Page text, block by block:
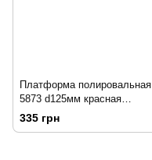
Платформа полировальная
5873 d125мм красная
утолщенная 195208
335 грн